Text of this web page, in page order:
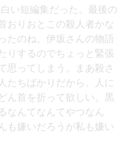
い短編集だった。最後の
おりおとこの殺人者かな
たのね。伊坂さんの物語
りするのでちょっと緊張
思ってしまう。まあ殺さ
たちばかりだから。人に
ん首を折って欲しい。黒
なんてなんてやつなん
も嫌いだろうが私も嫌い